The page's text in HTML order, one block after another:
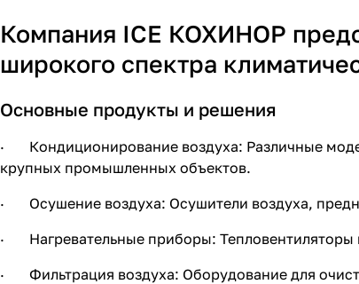
Компания ICE КОХИНОР
широкого спектра
Основные продукты и решения
· Кондиционирование воздуха: Различные
крупных промышленных объектов.
· Осушение воздуха: Осушители воздуха,
· Нагревательные приборы: Тепловентиляторы
· Фильтрация воздуха: Оборудование для